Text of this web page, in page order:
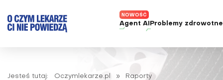
Agent AI Problemy zdrowotne
ADHD
Alergie
Jesteś tutaj: Oczymlekarze.pl » Raporty